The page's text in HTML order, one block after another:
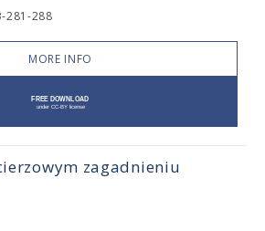
281-288
MORE INFO
zagadnieniu